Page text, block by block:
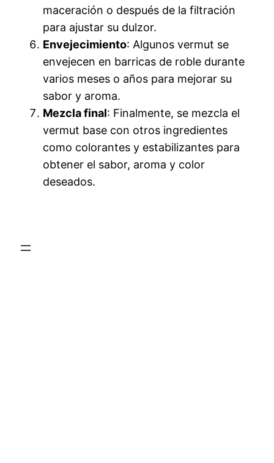
maceración o después de la filtración
para ajustar su dulzor.
Envejecimiento: Algunos vermut se
envejecen en barricas de roble durante
varios meses o años para mejorar su
sabor y aroma.
Mezcla final: Finalmente, se mezcla el
vermut base con otros ingredientes
como colorantes y estabilizantes para
obtener el sabor, aroma y color
deseados.